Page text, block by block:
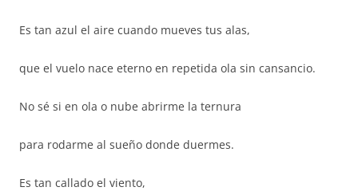
Es tan azul el aire cuando mueves tus alas,
que el vuelo nace eterno en repetida ola sin cansancio.
No sé si en ola o nube abrirme la ternura
para rodarme al sueño donde duermes.
Es tan callado el viento,